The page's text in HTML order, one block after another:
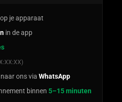
op je apparaat
in de app
ons via WhatsApp
binnen 5–15 minuten